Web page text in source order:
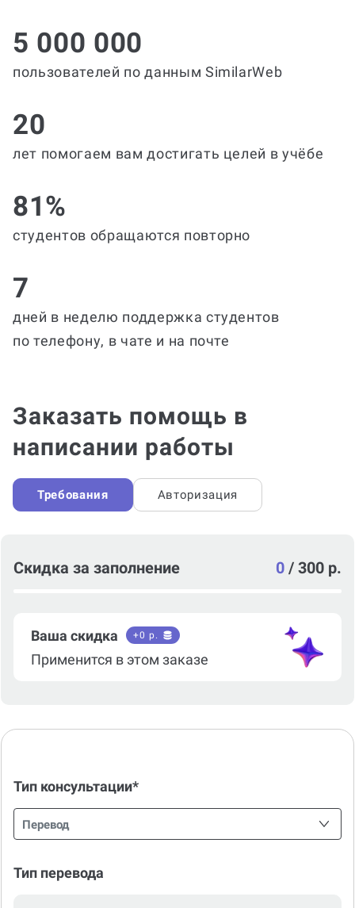
5 000 000
пользователей по данным SimilarWeb
20
лет помогаем вам достигать целей в учёбе
81%
студентов обращаются повторно
7
дней в неделю поддержка студентов
по телефону, в чате и на почте
Заказать помощь в
написании работы
Требования Авторизация
Скидка за заполнение 0 / 300 р.
Ваша скидка +0 р.
Применится в этом заказе
Тип консультации*
Перевод
Тип перевода